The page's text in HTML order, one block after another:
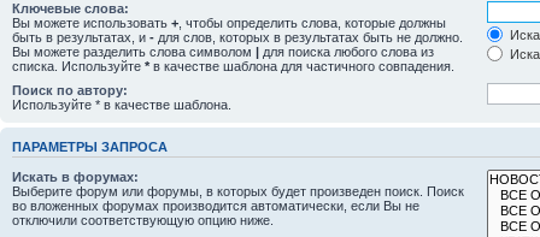
Ключевые слова:
Вы можете использовать + , чтобы определить слова, которые должны
быть в результатах, и - для слов, которых в результатах быть не должно.
Вы можете разделить слова символом | для поиска любого слова из
списка. Используйте * в качестве шаблона для частичного совпадения.
Поиск по автору:
Используйте * в качестве шаблона.
ПАРАМЕТРЫ ЗАПРОСА
Искать в форумах:
Выберите форум или форумы, в которых будет произведен поиск. Поиск
во вложенных форумах производится автоматически, если Вы не
отключили соответствующую опцию ниже.